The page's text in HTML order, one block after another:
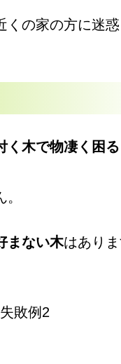
くの家の方に迷
く木で物凄く困る
まない木はあり